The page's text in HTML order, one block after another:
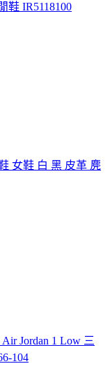
鞋 IR5118100
女鞋 白 黑 皮革 麂
Jordan 1 Low 三
104